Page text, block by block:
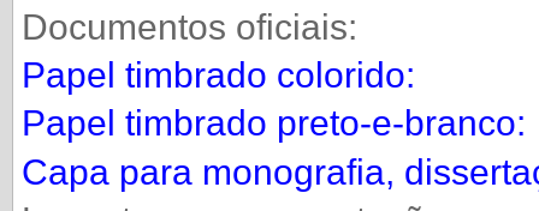
Documentos oficiais:
Papel timbrado colorido:
Papel timbrado preto-e-branco:
Capa para monografia,